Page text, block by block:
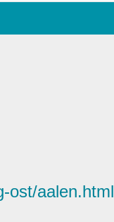
ost/aalen.html